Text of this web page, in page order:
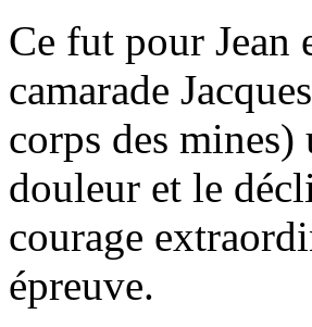
Ce fut pour Jean
camarade
corps des
douleur et le
courage
épreuve.